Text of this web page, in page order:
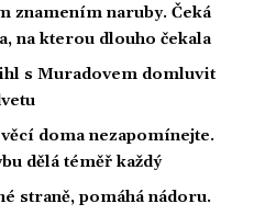
znamením naruby. Čeká
na kterou dlouho čekala
s Muradovem domluvit
doma nezapomínejte.
dělá téměř každý
straně, pomáhá nádoru.